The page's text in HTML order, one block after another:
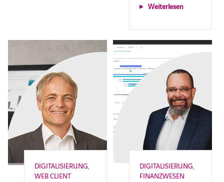
Weiterlesen
DIGITALISIERUNG
WEB CLIENT
DIGITALISIERUNG
FINANZWESEN